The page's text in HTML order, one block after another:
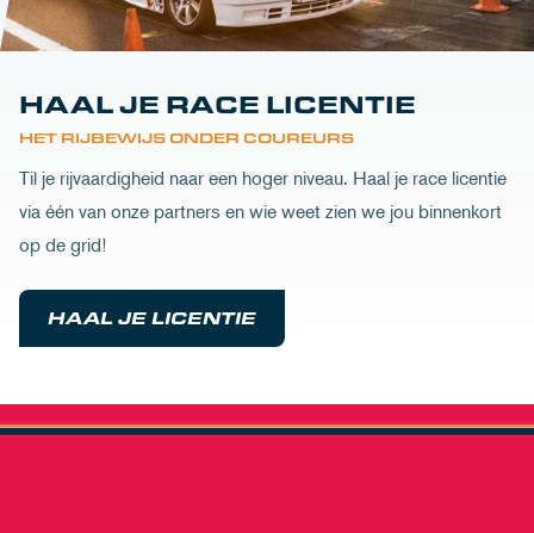
HAAL JE RACE LICENTIE
HET RIJBEWIJS ONDER COUREURS
Til je rijvaardigheid naar een hoger niveau. Haal je race licentie
via één van onze partners en wie weet zien we jou binnenkort
op de grid!
HAAL JE LICENTIE